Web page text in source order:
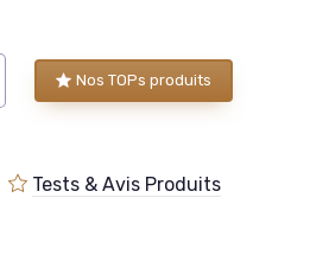
Nos TOPs produits
Tests & Avis Produits